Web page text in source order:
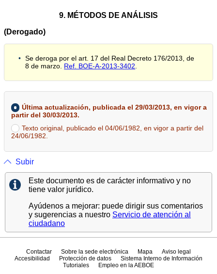
9. MÉTODOS DE ANÁLISIS
(Derogado)
Se deroga por el art. 17 del Real Decreto 176/2013, de
8 de marzo. Ref. BOE-A-2013-3402.
Última actualización, publicada el 29/03/2013, en vigor a
partir del 30/03/2013.
Texto original, publicado el 04/06/1982, en vigor a partir del
24/06/1982.
Subir
Este documento es de carácter informativo y no
tiene valor jurídico.
Ayúdenos a mejorar: puede dirigir sus comentarios
y sugerencias a nuestro Servicio de atención al
ciudadano
Contactar Sobre la sede electrónica Mapa
Aviso legal
Accesibilidad
Protección de datos
Sistema Interno de Información
Tutoriales
Empleo en la AEBOE